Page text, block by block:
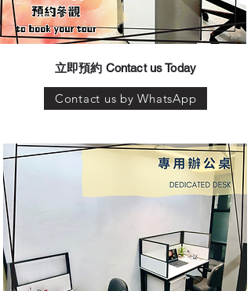
​立即預約 Contact us Today
Contact us by WhatsApp